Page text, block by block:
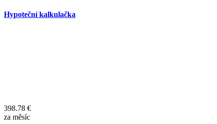
Hypoteční kalkulačka
398.78 €
za měsíc